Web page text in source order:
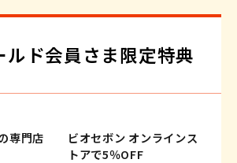
ルド会員さま限定特典
専門店
ビオセボン オンラインス
トアで5％OFF